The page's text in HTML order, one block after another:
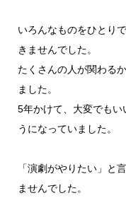
いろんなものをひとり
きませんでした。
たくさんの人が関わる
ました。
5年かけて、大変でもい
うになっていました。
「演劇がやりたい」と
ませんでした。